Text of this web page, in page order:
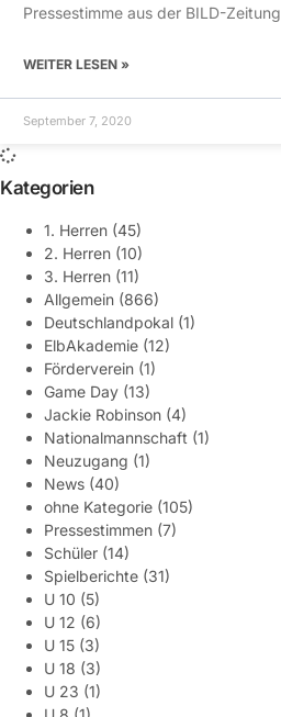
Pressestimme aus der BILD-
WEITER LESEN »
September 7, 2020
Kategorien
1. Herren (45)
2. Herren (10)
3. Herren (11)
Allgemein (866)
Deutschlandpokal (1)
ElbAkademie (12)
Förderverein (1)
Game Day (13)
Jackie Robinson (4)
Nationalmannschaft (1)
Neuzugang (1)
News (40)
ohne Kategorie (105)
Pressestimmen (7)
Schüler (14)
Spielberichte (31)
U 10 (5)
U 12 (6)
U 15 (3)
U 18 (3)
U 23 (1)